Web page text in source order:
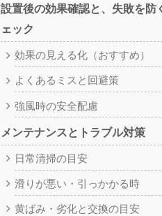
設置後の効果確認と、失敗を防
ェック
効果の見える化（おすすめ）
よくあるミスと回避策
強風時の安全配慮
メンテナンスとトラブル対策
日常清掃の目安
滑りが悪い・引っかかる時
黄ばみ・劣化と交換の目安